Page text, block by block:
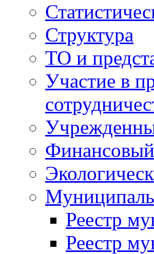
Структура
ТО и
Участие в
Реестр
Реестр